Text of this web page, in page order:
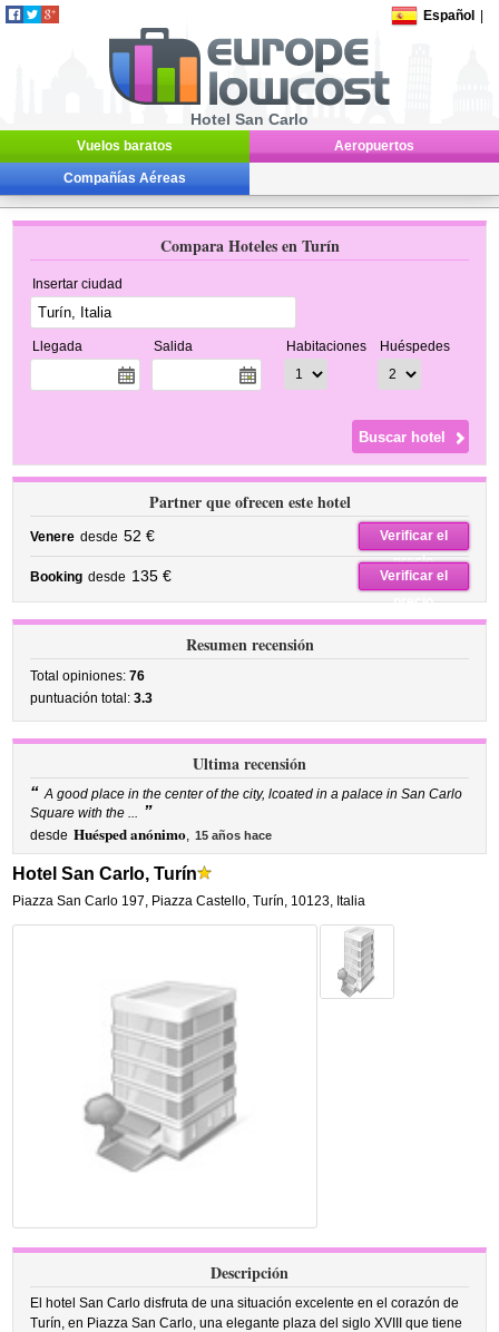
Español
Hotel San Carlo
Vuelos baratos Aeropuertos
Compañías Aéreas
Compara Hoteles en Turín
Insertar ciudad
Llegada Salida Habitaciones Huéspedes
Partner que ofrecen este hotel
Venere desde 52 €
Verificar el
precio
Booking desde 135 €
Verificar el
precio
Resumen recensión
Total opiniones:76
puntuación total:3.3
Ultima recensión
“ A good place in the center of the city, lcoated in a palace in San Carlo
Square with the ... ”
desde Huésped anónimo, 15 años hace
Hotel San Carlo, Turín
Piazza San Carlo 197, Piazza Castello, Turín, 10123, Italia
Descripción
El hotel San Carlo disfruta de una situación excelente en el corazón de
Turín, en Piazza San Carlo, una elegante plaza del siglo XVIII que tiene